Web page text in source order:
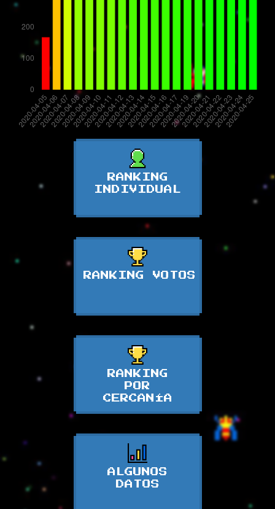
RANKING
INDIVIDUAL
RANKING VOTOS
RANKING
POR
CERCANÍA
ALGUNOS
DATOS